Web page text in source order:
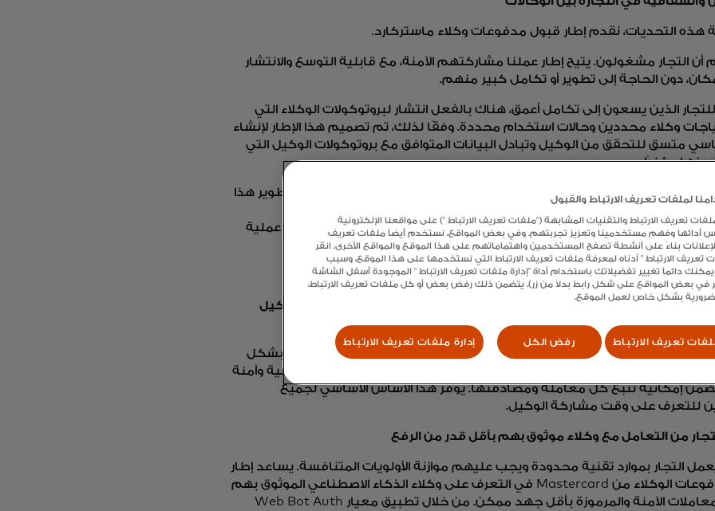
هذه التحديات، نقدم إطار قبول مدفوعات وكلاء ماستركارد.
التجار مشغولون. يتيح إطار عملنا مشاركتهم الآمنة، مع قابلية التوسع والانتشار
دون الحاجة إلى تطوير أو تكامل كبير منهم.
الذين يسعون إلى تكامل أعمق، هناك بالفعل انتشار لبروتوكولات الوكلاء التي
وكلاء محددين وحالات استخدام محددة. وفقًا لذلك، تم تصميم هذا الإطار لإنشاء
متسق للتحقق من الوكيل وتبادل البيانات المتوافق مع بروتوكولات الوكيل التي
عنها مؤخرًا.
مع شركائنا في الفضاء لبناء أسس
مدار العام، وقمنا بتطوير هذا
، نواصل دعوة أصحاب المصلحة في الصناعة إلى الحصول على تعليقات لدعم عملية
على:
الذكاء الاصطناعي وتمكينهم من التعامل باستخدام الرموز المميزة للوكيل
يبدأ إطار قبول مدفوعات الوكلاء من Mastercard بالتسجيل والتحقق من وكلاء الذكاء
الاصطناعي قبل السماح لهم بالتعامل على شبكة Mastercard. يتم تحديد كل وكيل بشكل
ثم تمكينه من بدء المعاملات باستخدام رموز الوكيل - بيانات اعتماد ديناميكية وآمنة
إمكانية تتبع كل معاملة ومصادقتها. يوفر هذا الأساس الأساسي لجميع
للتعرف على وقت مشاركة الوكيل.
من التعامل مع وكلاء موثوق بهم بأقل قدر من الرفع
التجار بموارد تقنية محدودة ويجب عليهم موازنة الأولويات المتنافسة. يساعد إطار
قبول مدفوعات الوكلاء من Mastercard في التعرف على وكلاء الذكاء الاصطناعي الموثوق بهم
وقبول المعاملات الآمنة والمرموزة بأقل جهد ممكن. من خلال تطبيق معيار Web Bot Auth
لملفات تعريف الارتباط والقبول
تعريف الارتباط والتقنيات المشابهة ("ملفات تعريف الارتباط ") على مواقعنا الإلكترونية
أدائها وفهم مستخدمينا وتعزيز تجربتهم. وفي بعض المواقع، نستخدم أيضاً ملفات تعريف
بناءً على أنشطة تصفح المستخدمين واهتماماتهم على هذا الموقع والمواقع الأخرى. انقر
تعريف الارتباط " أدناه لمعرفة ملفات تعريف الارتباط التي نستخدمها على هذا الموقع، وسبب
يمكنك دائماً تغيير تفضيلاتك باستخدام أداة "إدارة ملفات تعريف الارتباط " الموجودة أسفل الشاشة
في بعض المواقع على شكل رابط بدلاً من زر). يتضمن ذلك رفض بعض أو كل ملفات تعريف الارتباط،
بشكل خاص لعمل الموقع.
تعريف الارتباط رفض الكل إدارة ملفات تعريف الارتباط